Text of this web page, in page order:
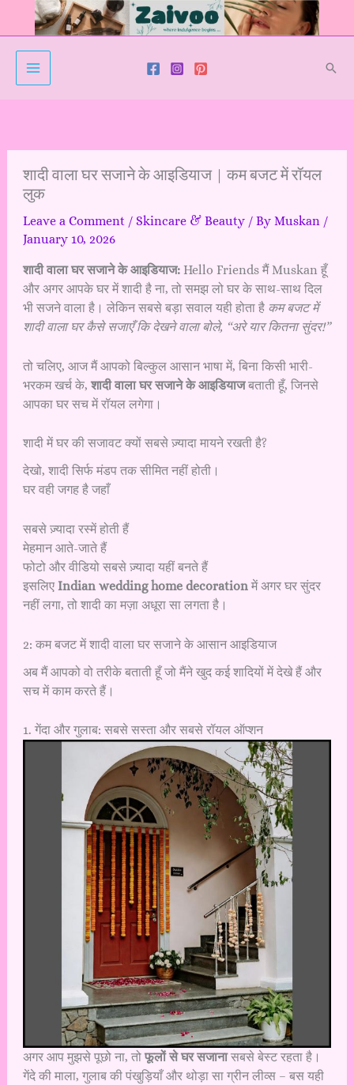
शादी वाला घर सजाने के आइडियाज | कम बजट में रॉयल
लुक
Leave a Comment / Skincare & Beauty/ By Muskan /
January 10, 2026
शादी वाला घर सजाने के आइडियाज:Hello Friends मैं Muskan हूँ
और अगर आपके घर में शादी है ना, तो समझ लो घर के साथ-साथ दिल
भी सजने वाला है। लेकिन सबसे बड़ा सवाल यही होता है कम बजट में
शादी वाला घर कैसे सजाएँ कि देखने वाला बोले, “अरे यार कितना सुंदर!”
तो चलिए, आज मैं आपको बिल्कुल आसान भाषा में, बिना किसी भारी-
भरकम खर्च के, शादी वाला घर सजाने के आइडियाजबताती हूँ, जिनसे
आपका घर सच में रॉयल लगेगा।
शादी में घर की सजावट क्यों सबसे ज़्यादा मायने रखती है?
देखो, शादी सिर्फ मंडप तक सीमित नहीं होती।
घर वही जगह है जहाँ
सबसे ज़्यादा रस्में होती हैं
मेहमान आते-जाते हैं
फोटो और वीडियो सबसे ज़्यादा यहीं बनते हैं
इसलिए Indian wedding home decorationमें अगर घर सुंदर
नहीं लगा, तो शादी का मज़ा अधूरा सा लगता है।
2: कम बजट में शादी वाला घर सजाने के आसान आइडियाज
अब मैं आपको वो तरीके बताती हूँ जो मैंने खुद कई शादियों में देखे हैं और
सच में काम करते हैं।
1. गेंदा और गुलाब: सबसे सस्ता और सबसे रॉयल ऑप्शन
अगर आप मुझसे पूछो ना, तो फूलों से घर सजानासबसे बेस्ट रहता है।
गेंदे की माला, गुलाब की पंखुड़ियाँ और थोड़ा सा ग्रीन लीव्स – बस यही